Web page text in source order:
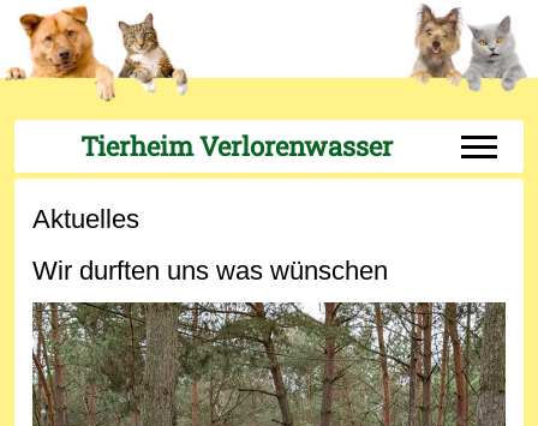
Tierheim Verlorenwasser Off-
Aktuelles
Wir durften uns was wünschen